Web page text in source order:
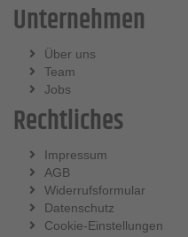
Unternehmen
Über uns
Team
Jobs
Rechtliches
Impressum
AGB
Widerrufsformular
Datenschutz
Cookie-Einstellungen